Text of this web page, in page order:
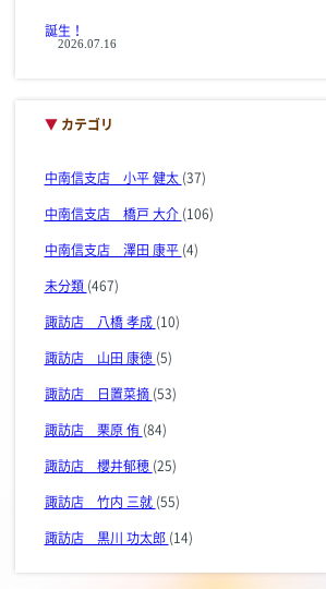
誕生！
2026.07.16
▼カテゴリ
中南信支店 小平 健太 (37)
中南信支店 橋戸 大介 (106)
中南信支店 澤田 康平 (4)
未分類 (467)
諏訪店 八橋 孝成 (10)
諏訪店 山田 康徳 (5)
諏訪店 日置菜摘 (53)
諏訪店 栗原 侑 (84)
諏訪店 櫻井郁穂 (25)
諏訪店 竹内 三就 (55)
諏訪店 黒川 功太郎 (14)